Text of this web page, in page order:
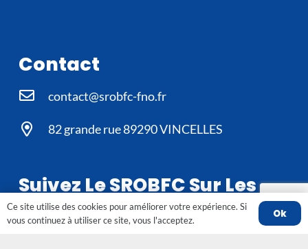
Contact
contact@srobfc-fno.fr
82 grande rue 89290 VINCELLES
Suivez Le SROBFC Sur Les
Réseaux
Ce site utilise des cookies pour améliorer votre expérience. Si
vous continuez à utiliser ce site, vous l'acceptez.
Ok